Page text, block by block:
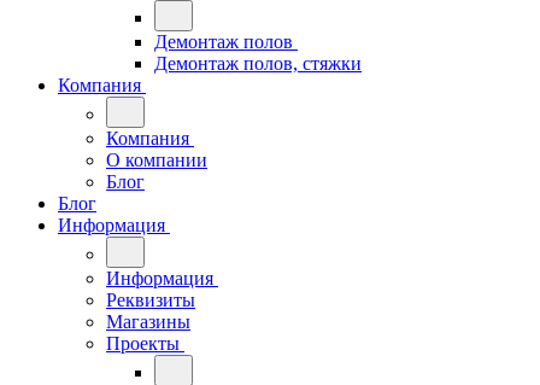
Демонтаж полов
Демонтаж полов, стяжки
Компания
Компания
О компании
Блог
Блог
Информация
Информация
Реквизиты
Магазины
Проекты